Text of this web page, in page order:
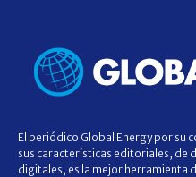
El periódico Global Energy por su
sus características editoriales, de
digitales, es la mejor herramienta